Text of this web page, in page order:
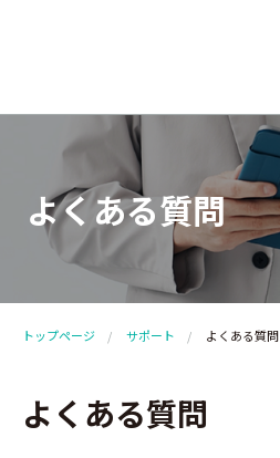
よくある質問
トップページ サポート よくある質問
よくある質問